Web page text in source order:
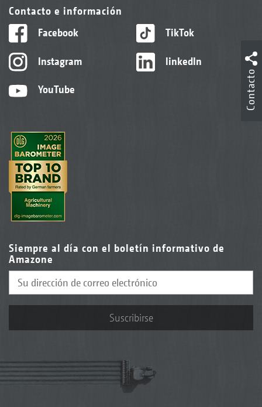
Contacto e información
Facebook
Instagram
YouTube
TikTok
linkedIn
Siempre al día con el boletín informativo de
Amazone
Suscribirse
Contacto